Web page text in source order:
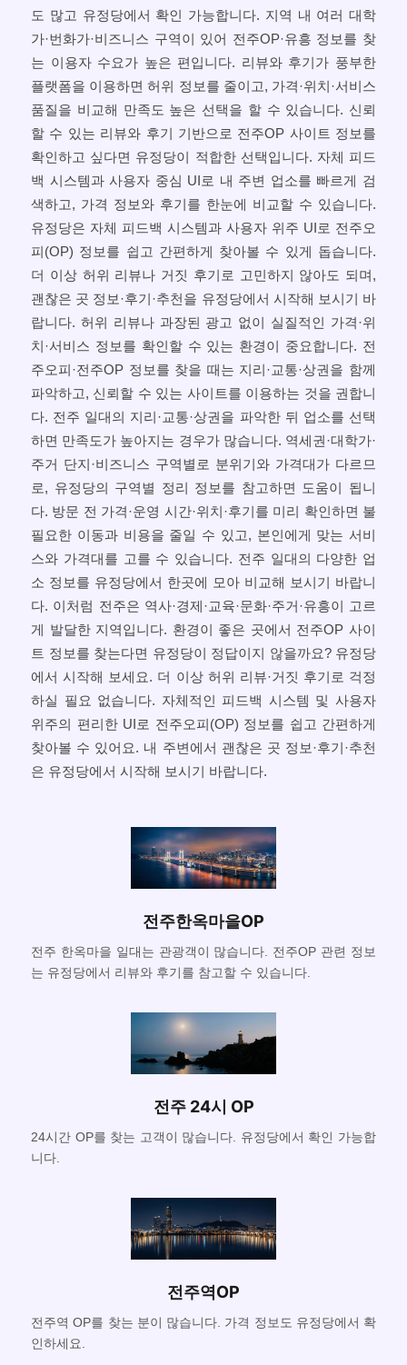
도 많고 유정당에서 확인 가능합니다. 지역 내 여러 대학
가·번화가·비즈니스 구역이 있어 전주OP·유흥 정보를 찾
는 이용자 수요가 높은 편입니다. 리뷰와 후기가 풍부한
플랫폼을 이용하면 허위 정보를 줄이고, 가격·위치·서비스
품질을 비교해 만족도 높은 선택을 할 수 있습니다. 신뢰
할 수 있는 리뷰와 후기 기반으로 전주OP 사이트 정보를
확인하고 싶다면 유정당이 적합한 선택입니다. 자체 피드
백 시스템과 사용자 중심 UI로 내 주변 업소를 빠르게 검
색하고, 가격 정보와 후기를 한눈에 비교할 수 있습니다.
유정당은 자체 피드백 시스템과 사용자 위주 UI로 전주오
피(OP) 정보를 쉽고 간편하게 찾아볼 수 있게 돕습니다.
더 이상 허위 리뷰나 거짓 후기로 고민하지 않아도 되며,
괜찮은 곳 정보·후기·추천을 유정당에서 시작해 보시기 바
랍니다. 허위 리뷰나 과장된 광고 없이 실질적인 가격·위
치·서비스 정보를 확인할 수 있는 환경이 중요합니다. 전
주오피·전주OP 정보를 찾을 때는 지리·교통·상권을 함께
파악하고, 신뢰할 수 있는 사이트를 이용하는 것을 권합니
다. 전주 일대의 지리·교통·상권을 파악한 뒤 업소를 선택
하면 만족도가 높아지는 경우가 많습니다. 역세권·대학가·
주거 단지·비즈니스 구역별로 분위기와 가격대가 다르므
로, 유정당의 구역별 정리 정보를 참고하면 도움이 됩니
다. 방문 전 가격·운영 시간·위치·후기를 미리 확인하면 불
필요한 이동과 비용을 줄일 수 있고, 본인에게 맞는 서비
스와 가격대를 고를 수 있습니다. 전주 일대의 다양한 업
소 정보를 유정당에서 한곳에 모아 비교해 보시기 바랍니
다. 이처럼 전주은 역사·경제·교육·문화·주거·유흥이 고르
게 발달한 지역입니다. 환경이 좋은 곳에서 전주OP 사이
트 정보를 찾는다면 유정당이 정답이지 않을까요? 유정당
에서 시작해 보세요. 더 이상 허위 리뷰·거짓 후기로 걱정
하실 필요 없습니다. 자체적인 피드백 시스템 및 사용자
위주의 편리한 UI로 전주오피(OP) 정보를 쉽고 간편하게
찾아볼 수 있어요. 내 주변에서 괜찮은 곳 정보·후기·추천
은 유정당에서 시작해 보시기 바랍니다.
전주한옥마을OP
전주 한옥마을 일대는 관광객이 많습니다. 전주OP 관련 정보
는 유정당에서 리뷰와 후기를 참고할 수 있습니다.
전주 24시 OP
24시간 OP를 찾는 고객이 많습니다. 유정당에서 확인 가능합
니다.
전주역OP
전주역 OP를 찾는 분이 많습니다. 가격 정보도 유정당에서 확
인하세요.